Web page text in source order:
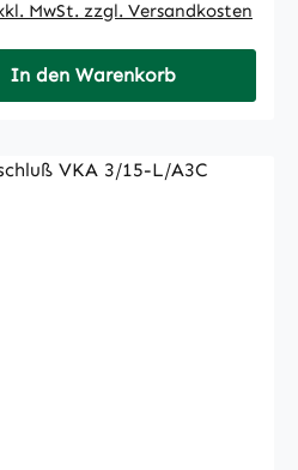
MwSt. zzgl. Versandkosten
In den Warenkorb